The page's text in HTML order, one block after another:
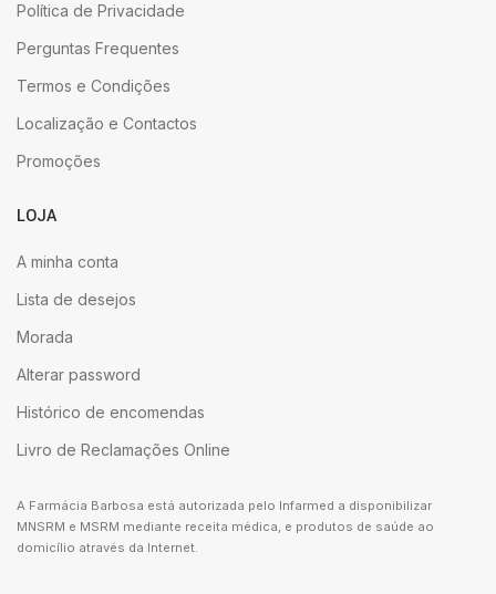
Política de Privacidade
Perguntas Frequentes
Termos e Condições
Localização e Contactos
Promoções
LOJA
A minha conta
Lista de desejos
Morada
Alterar password
Histórico de encomendas
Livro de Reclamações Online
A Farmácia Barbosa está autorizada pelo Infarmed a disponibilizar
MNSRM e MSRM mediante receita médica, e produtos de saúde ao
domicílio através da Internet.